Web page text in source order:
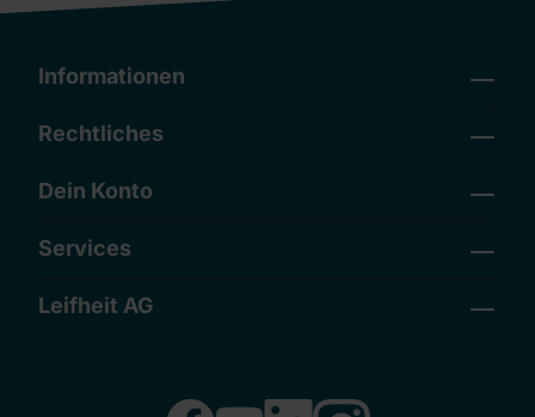
Informationen
Rechtliches
Dein Konto
Services
Leifheit AG